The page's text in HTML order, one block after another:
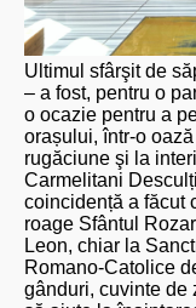
Ultimul sfârşit de
– a fost, pentru o
o ocazie pentru a
orașului, într-o
rugăciune şi la
Carmelitani
coincidență a făcut
roage Sfântul
Leon, chiar la
Romano-Catolice
gânduri, cuvinte de